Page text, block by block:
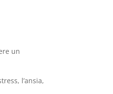
un
l’ansia,